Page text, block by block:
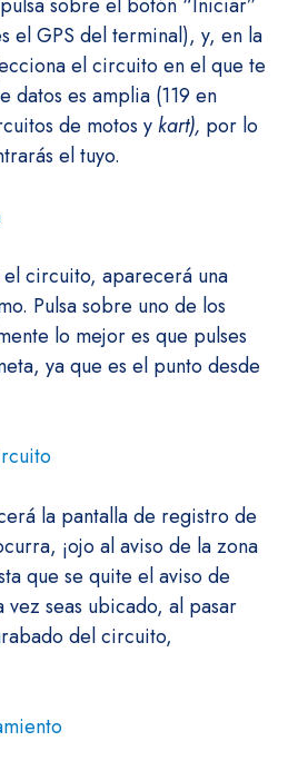
el GPS del terminal), y, en la
el circuito en el que te
datos es amplia (119 en
de motos ykart), por lo
el tuyo.
circuito, aparecerá una
Pulsa sobre uno de los
lo mejor es que pulses
ya que es el punto desde
la pantalla de registro de
¡ojo al aviso de la zona
que se quite el aviso de
vez seas ubicado, al pasar
del circuito,